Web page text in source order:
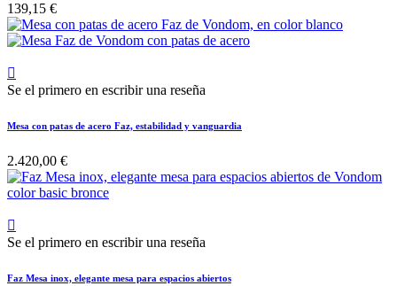
139,15 €

Se el primero en escribir una reseña
Mesa con patas de acero Faz, estabilidad y vanguardia
2.420,00 €

Se el primero en escribir una reseña
Faz Mesa inox, elegante mesa para espacios abiertos